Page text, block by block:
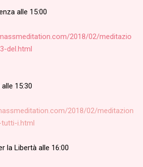
alle 15:00
2018/02/meditazio
del.html
15:30
2018/02/meditazion
i.html
la Libertà alle 16:00